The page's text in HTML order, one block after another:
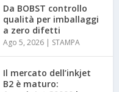
Da BOBST controllo
qualità per imballaggi
a zero difetti
Ago 5, 2026 | STAMPA
Il mercato dell’inkjet
B2 è maturo: